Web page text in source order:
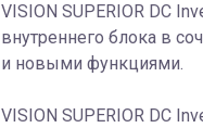
VISION SUPERIOR DC
внутреннего блока в
и новыми функциями.
VISION SUPERIOR DC